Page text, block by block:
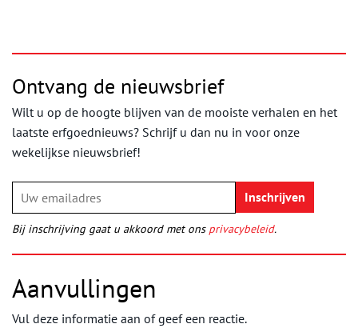
Ontvang de nieuwsbrief
Wilt u op de hoogte blijven van de mooiste verhalen en het
laatste erfgoednieuws? Schrijf u dan nu in voor onze
wekelijkse nieuwsbrief!
Bij inschrijving gaat u akkoord met ons privacybeleid.
Aanvullingen
Vul deze informatie aan of geef een reactie.